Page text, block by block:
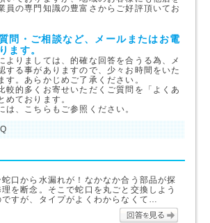
員の専門知識の豊富さからご好評頂いてお
問・ご相談など、メールまたはお電
ます。
よりましては、的確な回答を合うる為、メ
する事がありますので、少々お時間をいた
す。あらかじめご了承ください。
較的多くお寄せいただくご質問を「よくあ
めております。
は、こちらもご参照ください。
蛇口から水漏れが！なかなか合う部品が探
を断念。そこで蛇口を丸ごと交換しよう
ですが、タイプがよくわからなくて…